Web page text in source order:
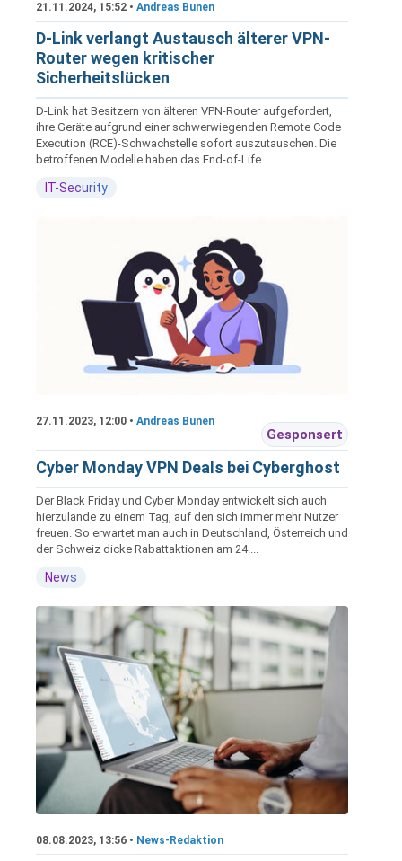
21.11.2024, 15:52 • Andreas Bunen
D-Link verlangt Austausch älterer VPN-
Router wegen kritischer
Sicherheitslücken
D-Link hat Besitzern von älteren VPN-Router aufgefordert,
ihre Geräte aufgrund einer schwerwiegenden Remote Code
Execution (RCE)-Schwachstelle sofort auszutauschen. Die
betroffenen Modelle haben das End-of-Life ...
IT-Security
27.11.2023, 12:00 • Andreas Bunen
Gesponsert
Cyber Monday VPN Deals bei Cyberghost
Der Black Friday und Cyber Monday entwickelt sich auch
hierzulande zu einem Tag, auf den sich immer mehr Nutzer
freuen. So erwartet man auch in Deutschland, Österreich und
der Schweiz dicke Rabattaktionen am 24....
News
08.08.2023, 13:56 • News-Redaktion